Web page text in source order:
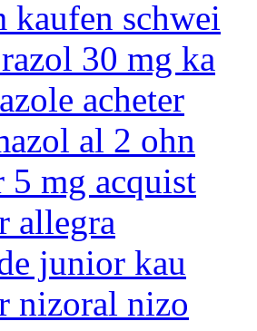
kaufen schwei
30 mg ka
acheter
al 2 ohn
5 mg acquist
allegra
junior kau
nizoral nizo